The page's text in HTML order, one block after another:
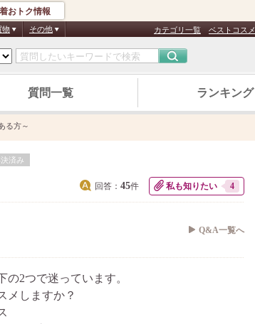
おトク情報
物 その他 カテゴリ一覧 ベストコスメ
質問一覧 ランキング
る方～
済み
回答： 45件 私も知りたい 4
Q&A一覧へ
2つで迷っています。
メしますか？